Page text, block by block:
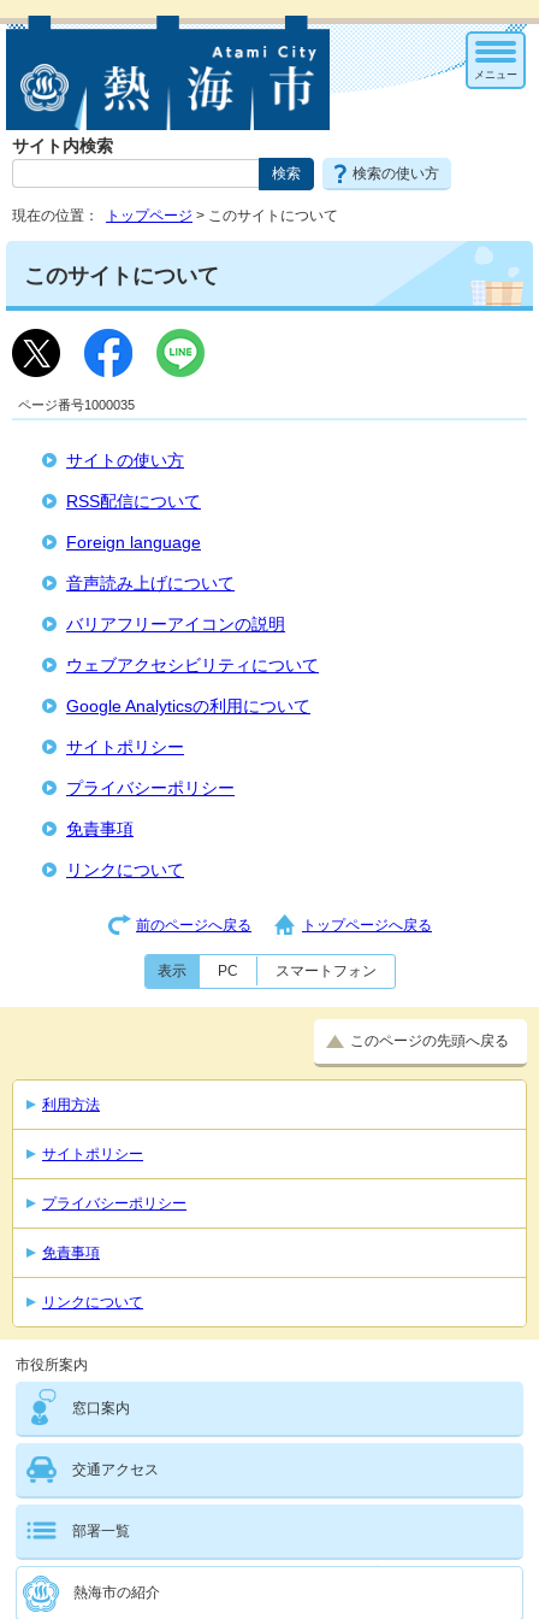
サイト内検索
検索の使い方
メニュー
現在の位置： トップページ > このサイトについて
このサイトについて
ページ番号1000035
サイトの使い方
RSS配信について
Foreign language
音声読み上げについて
バリアフリーアイコンの説明
ウェブアクセシビリティについて
Google Analyticsの利用について
サイトポリシー
プライバシーポリシー
免責事項
リンクについて
前のページへ戻る トップページへ戻る
表示 PC スマートフォン
このページの先頭へ戻る
利用方法
サイトポリシー
プライバシーポリシー
免責事項
リンクについて
市役所案内
窓口案内
交通アクセス
部署一覧
熱海市の紹介